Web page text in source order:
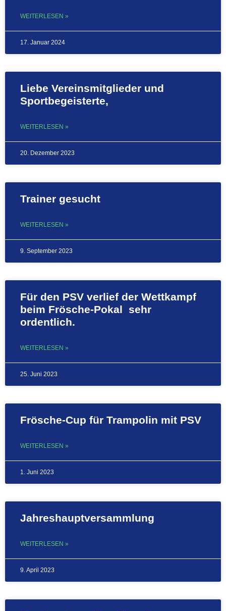
WEITERLESEN »
17. Januar 2024
Liebe Vereinsmitglieder und
Sportbegeisterte,
WEITERLESEN »
20. Dezember 2023
Trainer gesucht
WEITERLESEN »
9. September 2023
Für den PSV verlief der Wettkampf
beim Frösche-Pokal sehr
ordentlich.
WEITERLESEN »
25. Juni 2023
Frösche-Cup für Trampolin mit PSV
WEITERLESEN »
1. Juni 2023
Jahreshauptversammlung
WEITERLESEN »
9. April 2023